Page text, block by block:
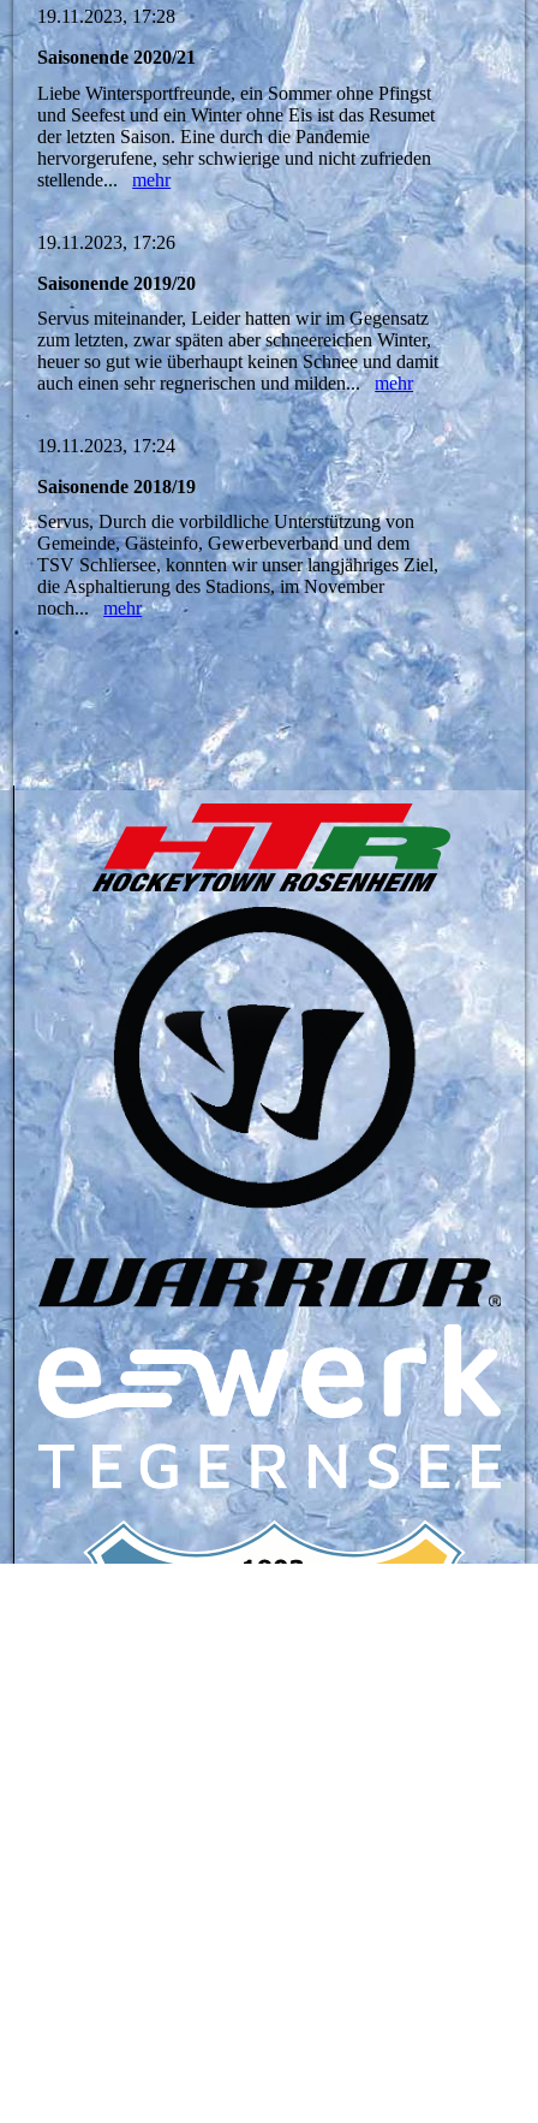
19.11.2023, 17:28
Saisonende 2020/21
Liebe Wintersportfreunde, ein Sommer ohne Pfingst
und Seefest und ein Winter ohne Eis ist das Resumet
der letzten Saison. Eine durch die Pandemie
hervorgerufene, sehr schwierige und nicht zufrieden
stellende...mehr
19.11.2023, 17:26
Saisonende 2019/20
Servus miteinander, Leider hatten wir im Gegensatz
zum letzten, zwar späten aber schneereichen Winter,
heuer so gut wie überhaupt keinen Schnee und damit
auch einen sehr regnerischen und milden...mehr
19.11.2023, 17:24
Saisonende 2018/19
Servus, Durch die vorbildliche Unterstützung von
Gemeinde, Gästeinfo, Gewerbeverband und dem
TSV Schliersee, konnten wir unser langjähriges Ziel,
die Asphaltierung des Stadions, im November
noch...mehr